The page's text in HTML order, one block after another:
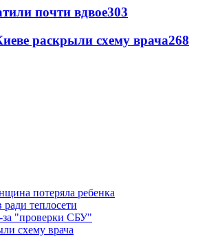
почти вдвое303
раскрыли схему врача268
потеряла ребенка
теплосети
за "проверки СБУ"
схему врача